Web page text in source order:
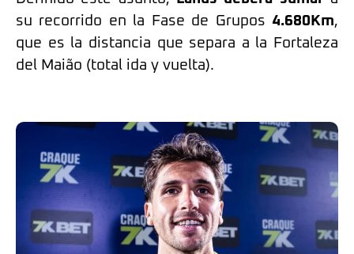
su recorrido en la Fase de Grupos 4.680Km,
que es la distancia que separa a la Fortaleza
del Maião (total ida y vuelta).